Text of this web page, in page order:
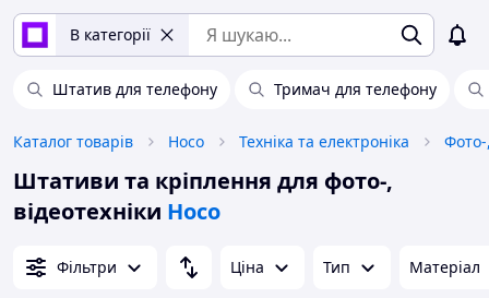
В категорії
Штатив для телефону Тримач для телефону
Каталог товарів Hoco Техніка та електроніка Фото-
Штативи та кріплення для фото-,
відеотехніки Hoco
Фільтри Ціна Тип Матеріал